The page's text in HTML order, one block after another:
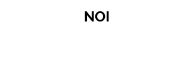
NOI